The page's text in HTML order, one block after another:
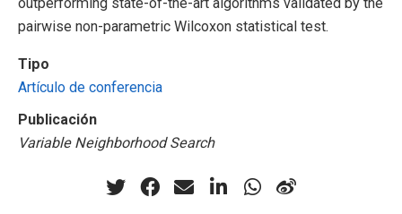
pairwise non-parametric Wilcoxon statistical test.
Tipo
Artículo de conferencia
Publicación
Variable Neighborhood Search